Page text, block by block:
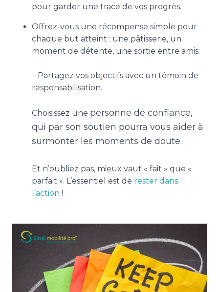
pour garder une trace de vos progrès.
Offrez-vous une récompense simple pour
chaque but atteint : une pâtisserie, un
moment de détente, une sortie entre amis.
– Partagez vos objectifs avec un témoin de
responsabilisation.
Choisissez une personne de confiance,
qui par son soutien pourra vous aider à
surmonter les moments de doute.
Et n’oubliez pas, mieux vaut « fait » que «
parfait ». L’essentiel est de rester dans
l’action !